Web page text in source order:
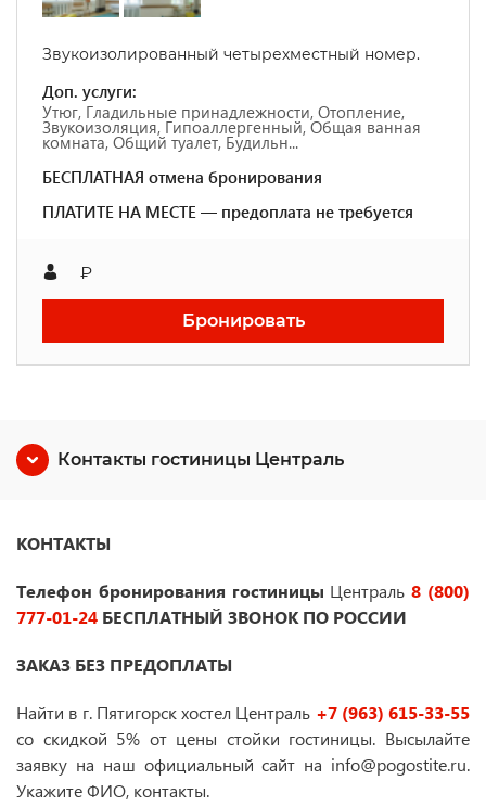
Звукоизолированный четырехместный номер.
Доп. услуги:
Утюг, Гладильные принадлежности, Отопление,
Звукоизоляция, Гипоаллергенный, Общая ванная
комната, Общий туалет, Будильн...
БЕСПЛАТНАЯ отмена бронирования
ПЛАТИТЕ НА МЕСТЕ — предоплата не требуется
₽
Бронировать
Контакты гостиницы Централь
КОНТАКТЫ
Телефон бронирования гостиницы Централь 8 (800)
777-01-24 БЕСПЛАТНЫЙ ЗВОНОК ПО РОССИИ
ЗАКАЗ БЕЗ ПРЕДОПЛАТЫ
Найти в г. Пятигорск хостел Централь +7 (963) 615-33-55
со скидкой 5% от цены стойки гостиницы. Высылайте
заявку на наш официальный сайт на info@pogostite.ru.
Укажите ФИО, контакты.